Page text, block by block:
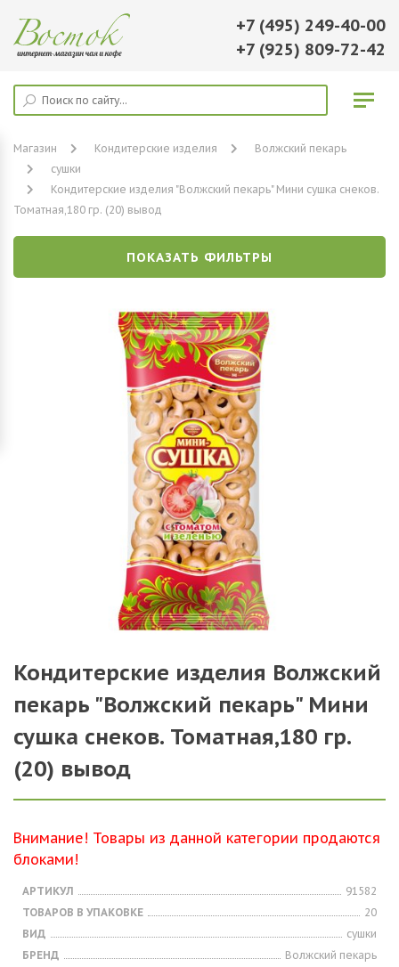
+7 (495) 249-40-00
+7 (925) 809-72-42
Магазин Кондитерские изделия
Волжский пекарь
сушки
Кондитерские изделия "Волжский пекарь" Мини сушка снеков.
Томатная,180 гр. (20) вывод
ПОКАЗАТЬ ФИЛЬТРЫ
Кондитерские изделия Волжский
пекарь "Волжский пекарь" Мини
сушка снеков. Томатная,180 гр.
(20) вывод
Внимание! Товары из данной категории продаются
блоками!
АРТИКУЛ
91582
ТОВАРОВ В УПАКОВКЕ
20
ВИД
сушки
БРЕНД
Волжский пекарь